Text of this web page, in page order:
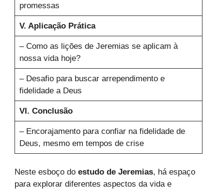
promessas
V. Aplicação Prática
– Como as lições de Jeremias se aplicam à
nossa vida hoje?
– Desafio para buscar arrependimento e
fidelidade a Deus
VI. Conclusão
– Encorajamento para confiar na fidelidade de
Deus, mesmo em tempos de crise
Neste esboço do estudo de Jeremias, há espaço
para explorar diferentes aspectos da vida e